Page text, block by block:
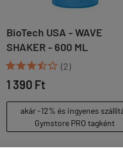
BioTech USA - WAVE
SHAKER - 600 ML
(2)
1 390 Ft
akár -12% és ingyenes szállítás
Gymstore PRO tagként